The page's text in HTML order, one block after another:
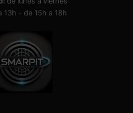
13h - de 15h a 18h